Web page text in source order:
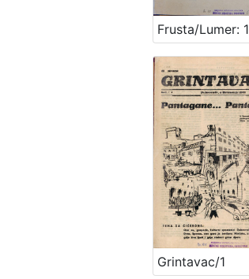
Frusta/Lumer: 1
Grintavac/1